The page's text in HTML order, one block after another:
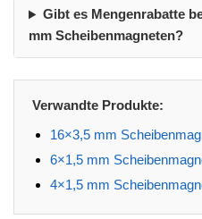
Gibt es Mengenrabatte
mm Scheibenmagneten?
Verwandte Produkte:
16×3,5 mm
6×1,5 mm
4×1,5 mm